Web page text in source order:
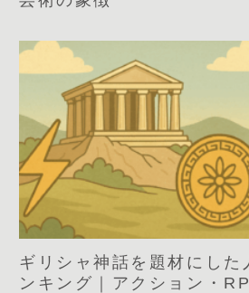
ギリシャ神話を題材にした
ンキング｜アクション・